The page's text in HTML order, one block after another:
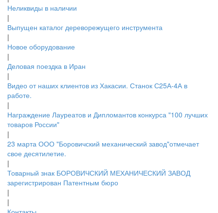
Неликвиды в наличии
|
Выпущен каталог дереворежущего инструмента
|
Новое оборудование
|
Деловая поездка в Иран
|
Видео от наших клиентов из Хакасии. Станок С25А-4А в
работе.
|
Награждение Лауреатов и Дипломантов конкурса "100 лучших
товаров России"
|
23 марта ООО "Боровичский механический завод"отмечает
свое десятилетие.
|
Товарный знак БОРОВИЧСКИЙ МЕХАНИЧЕСКИЙ ЗАВОД
зарегистрирован Патентным бюро
|
|